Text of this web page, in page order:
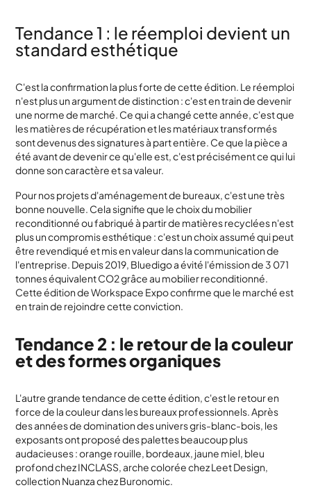
Tendance 1 : le réemploi devient un
standard esthétique
C'est la confirmation la plus forte de cette édition. Le réemploi
n'est plus un argument de distinction : c'est en train de devenir
une norme de marché. Ce qui a changé cette année, c'est que
les matières de récupération et les matériaux transformés
sont devenus des signatures à part entière. Ce que la pièce a
été avant de devenir ce qu'elle est, c'est précisément ce qui lui
donne son caractère et sa valeur.
Pour nos projets d'aménagement de bureaux, c'est une très
bonne nouvelle. Cela signifie que le choix du mobilier
reconditionné ou fabriqué à partir de matières recyclées n'est
plus un compromis esthétique : c'est un choix assumé qui peut
être revendiqué et mis en valeur dans la communication de
l'entreprise. Depuis 2019, Bluedigo a évité l'émission de 3 071
tonnes équivalent CO2 grâce au mobilier reconditionné.
Cette édition de Workspace Expo confirme que le marché est
en train de rejoindre cette conviction.
Tendance 2 : le retour de la couleur
et des formes organiques
L'autre grande tendance de cette édition, c'est le retour en
force de la couleur dans les bureaux professionnels. Après
des années de domination des univers gris-blanc-bois, les
exposants ont proposé des palettes beaucoup plus
audacieuses : orange rouille, bordeaux, jaune miel, bleu
profond chez INCLASS, arche colorée chez Leet Design,
collection Nuanza chez Buronomic.